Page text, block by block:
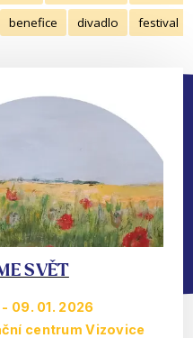
benefice divadlo festival
SVĚT
- 09. 01. 2026
centrum Vizovice